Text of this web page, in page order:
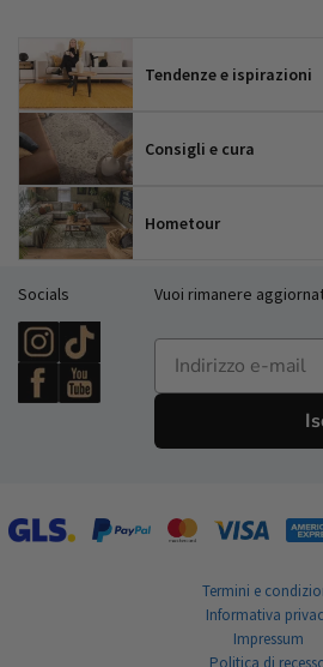
Tendenze e ispirazioni
Consigli e cura
Hometour
Socials Vuoi rimanere
E-mailadres
Termini e
Informativa
Impressum
Politica di